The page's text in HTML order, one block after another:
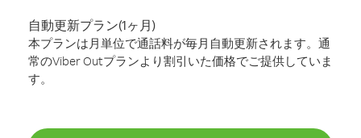
自動更新プラン(1ヶ月)
本プランは月単位で通話料が毎月自動更新されます。通
常のViber Outプランより割引いた価格でご提供していま
す。